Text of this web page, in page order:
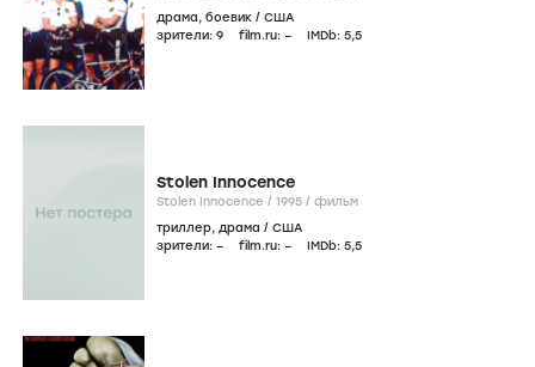
драма, боевик / США
зрители: 9 film.ru: – IMDb: 5,5
Stolen Innocence
Stolen Innocence / 1995 / фильм
триллер, драма / США
зрители: – film.ru: – IMDb: 5,5